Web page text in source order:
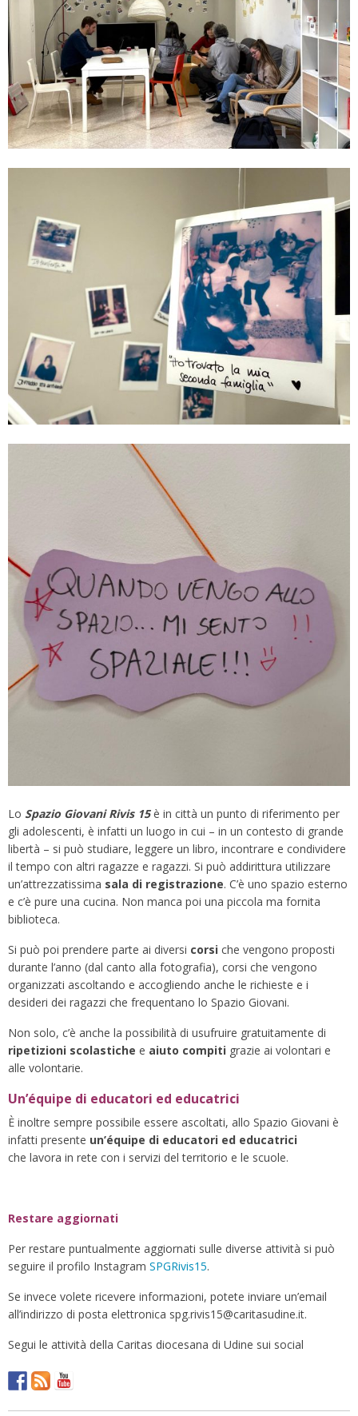
Lo Spazio Giovani Rivis 15è in città un punto di riferimento per
gli adolescenti, è infatti un luogo in cui – in un contesto di grande
libertà – si può studiare, leggere un libro, incontrare e condividere
il tempo con altri ragazze e ragazzi. Si può addirittura utilizzare
un’attrezzatissima sala di registrazione. C’è uno spazio esterno
e c’è pure una cucina. Non manca poi una piccola ma fornita
biblioteca.
Si può poi prendere parte ai diversi corsi che vengono proposti
durante l’anno (dal canto alla fotografia), corsi che vengono
organizzati ascoltando e accogliendo anche le richieste e i
desideri dei ragazzi che frequentano lo Spazio Giovani.
Non solo, c’è anche la possibilità di usufruire gratuitamente di
ripetizioni scolastiche e aiuto compiti grazie ai volontari e
alle volontarie.
Un’équipe di educatori ed educatrici
È inoltre sempre possibile essere ascoltati, allo Spazio Giovani è
infatti presente un’équipe di educatori ed educatrici
che lavora in rete con i servizi del territorio e le scuole.
Restare aggiornati
Per restare puntualmente aggiornati sulle diverse attività si può
seguire il profilo Instagram SPGRivis15.
Se invece volete ricevere informazioni, potete inviare un’email
all’indirizzo di posta elettronica spg.rivis15@caritasudine.it.
Segui le attività della Caritas diocesana di Udine sui social